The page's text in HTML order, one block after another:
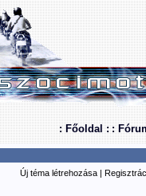
: Főoldal : :
Új téma létrehozása |